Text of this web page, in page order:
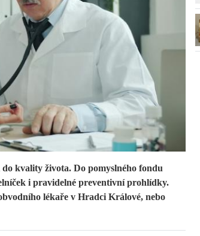
kvality života. Do pomyslného fondu
i pravidelné preventivní prohlídky.
lékaře v Hradci Králové, nebo